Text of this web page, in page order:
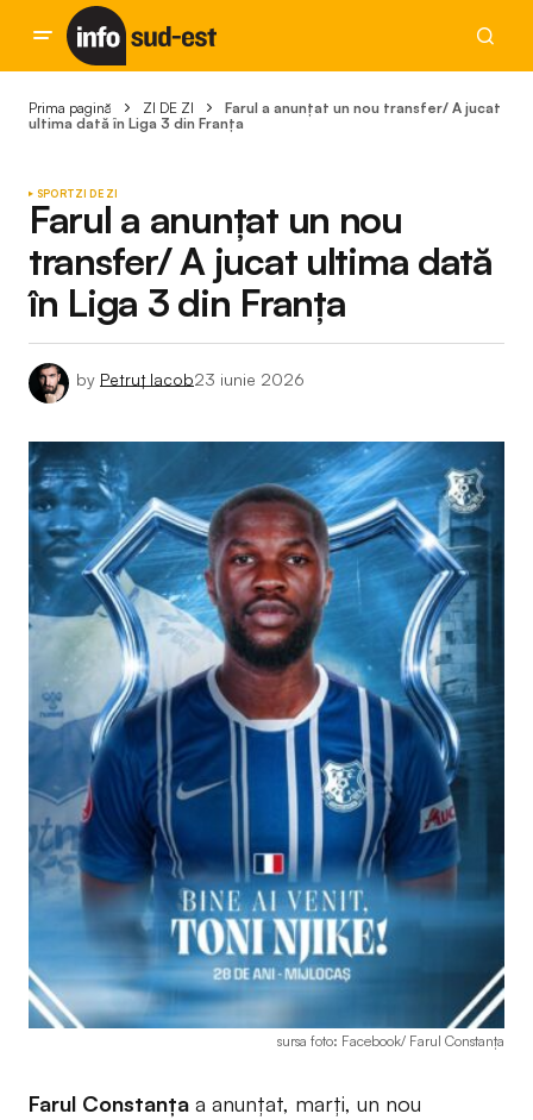
Prima pagină ZI DE ZI
Farul a anunțat un nou transfer/ A jucat
ultima dată în Liga 3 din Franța
SPORTZI DE ZI
Farul a anunțat un nou
transfer/ A jucat ultima dată
în Liga 3 din Franța
by Petruț Iacob23 iunie 2026
sursa foto: Facebook/ Farul Constanța
Farul Constanța a anunțat, marți, un nou